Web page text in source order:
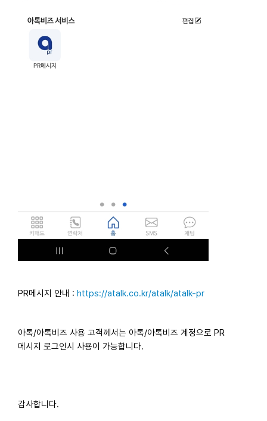
PR메시지 안내 : https://atalk.co.kr/atalk/atalk-pr
아톡/아톡비즈 사용 고객께서는 아톡/아톡비즈 계정으로 PR
메시지 로그인시 사용이 가능합니다.
감사합니다.